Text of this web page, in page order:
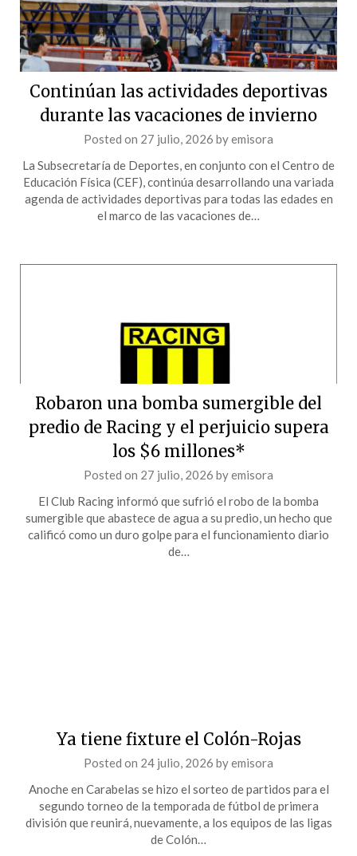
Continúan las actividades deportivas
durante las vacaciones de invierno
Posted on 27 julio, 2026 byemisora
La Subsecretaría de Deportes, en conjunto con el Centro de
Educación Física (CEF), continúa desarrollando una variada
agenda de actividades deportivas para todas las edades en
el marco de las vacaciones de…
Robaron una bomba sumergible del
predio de Racing y el perjuicio supera
los $6 millones*
Posted on 27 julio, 2026 byemisora
El Club Racing informó que sufrió el robo de la bomba
sumergible que abastece de agua a su predio, un hecho que
calificó como un duro golpe para el funcionamiento diario
de…
Ya tiene fixture el Colón-Rojas
Posted on 24 julio, 2026 byemisora
Anoche en Carabelas se hizo el sorteo de partidos para el
segundo torneo de la temporada de fútbol de primera
división que reunirá, nuevamente, a los equipos de las ligas
de Colón…